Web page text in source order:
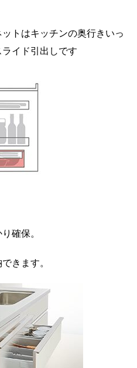
トはキッチンの奥行きいっ
イド引出しです
確保。
きます。